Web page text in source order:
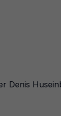
Denis